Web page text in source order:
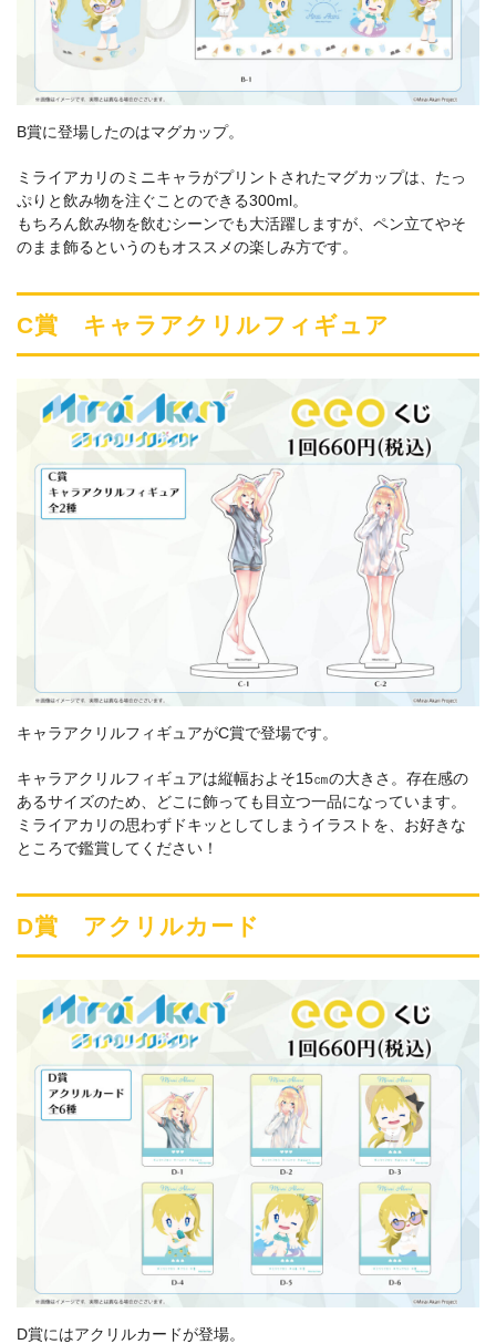
B賞に登場したのはマグカップ。
ミライアカリのミニキャラがプリントされたマグカップは、たっ
ぷりと飲み物を注ぐことのできる300ml。
もちろん飲み物を飲むシーンでも大活躍しますが、ペン立てやそ
のまま飾るというのもオススメの楽しみ方です。
C賞 キャラアクリルフィギュア
キャラアクリルフィギュアがC賞で登場です。
キャラアクリルフィギュアは縦幅およそ15㎝の大きさ。存在感の
あるサイズのため、どこに飾っても目立つ一品になっています。
ミライアカリの思わずドキッとしてしまうイラストを、お好きな
ところで鑑賞してください！
D賞 アクリルカード
D賞にはアクリルカードが登場。